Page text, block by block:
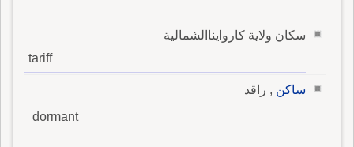
سكان ولاية كاروايناالشمالية
tariff
ساكن , راقد
dormant